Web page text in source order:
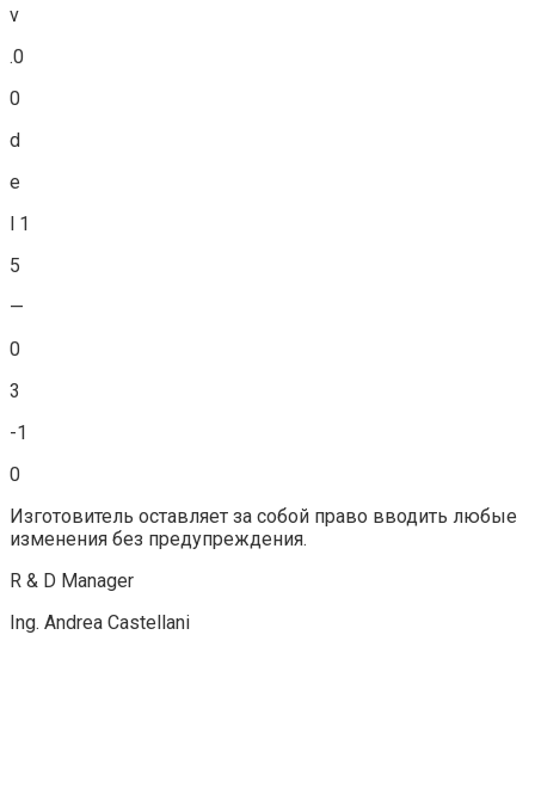
v
.0
0
d
e
l 1
5
—
0
3
-1
0
Изготовитель оставляет за собой право вводить любые
изменения без предупреждения.
R & D Manager
Ing. Andrea Castellani